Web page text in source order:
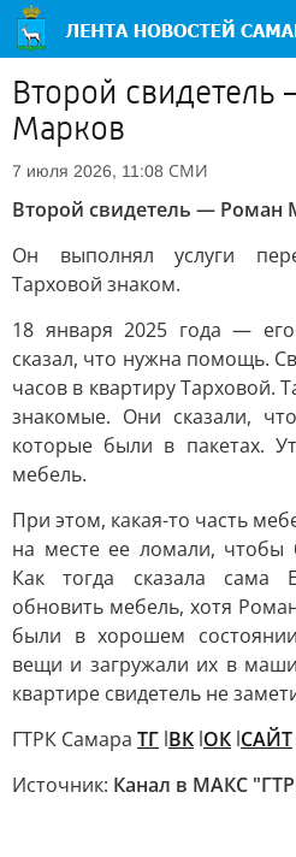
Второй
Марков
7 июля 2026, 11:08 СМИ
Второй свидетель — Роман
Он выполнял услуги
Тарховой знаком.
18 января 2025 года —
сказал, что нужна помощь.
часов в квартиру Тарховой.
знакомые. Они сказали,
которые были в пакетах.
мебель.
При этом, какая-то часть
на месте ее ломали, чтобы
Как тогда сказала сама
обновить мебель, хотя
были в хорошем
вещи и загружали их в
квартире свидетель не
ГТРК Самара ТГ lВК lОК lСАЙТ
Источник: Канал в МАКС